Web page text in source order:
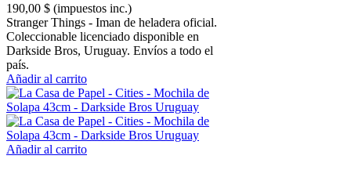
190,00 $ (impuestos inc.)
Stranger Things - Iman de heladera oficial.
Coleccionable licenciado disponible en
Darkside Bros, Uruguay. Envíos a todo el
país.
Añadir al carrito
Añadir al carrito